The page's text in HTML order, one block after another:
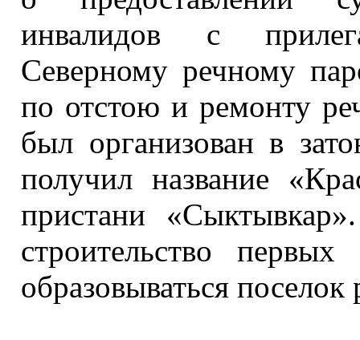
инвалидов с
Северному речному
по отстою и ремонту
был организован в
получил название
пристани
строительство
образовываться поселок